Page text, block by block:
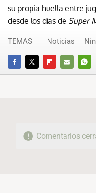
su propia huella entre
desde los días de Super
FACEBOOKTWITTERFLIPBOARD
E-
TEMAS Noticias
Comentarios